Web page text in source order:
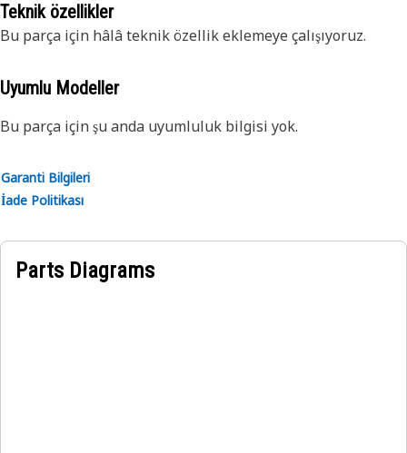
Teknik özellikler
Bu parça için hâlâ teknik özellik eklemeye çalışıyoruz.
Uyumlu Modeller
Bu parça için şu anda uyumluluk bilgisi yok.
Garanti Bilgileri
İade Politikası
Parts Diagrams